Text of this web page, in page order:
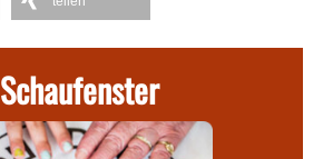
Schaufenster